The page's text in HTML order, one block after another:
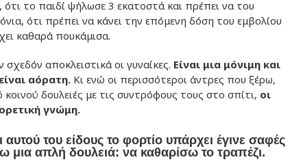
το παιδί ψήλωσε 3 εκατοστά και πρέπει να του
ότι πρέπει να κάνει την επόμενη δόση του εμβολίου
καθαρά πουκάμισα.
αποκλειστικά οι γυναίκες. Είναι μια μόνιμη και
αόρατη. Κι ενώ οι περισσότεροι άντρες που ξέρω,
δουλειές με τις συντρόφους τους στο σπίτι, οι
γνώμη.
αυτού του είδους το φορτίο υπάρχει έγινε σαφές
μια απλή δουλειά: να καθαρίσω το τραπέζι.